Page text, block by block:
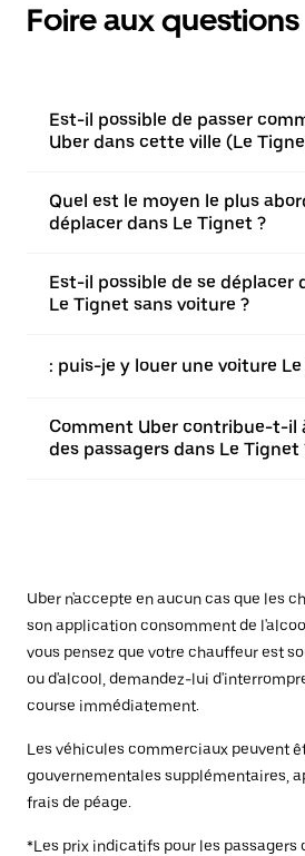
Foire aux questions
Est-il possible de passer
Uber dans cette ville (Le
Quel est le moyen le plus
déplacer dans Le Tignet ?
Est-il possible de se déplacer
Le Tignet sans voiture ?
: puis-je y louer une voiture
Comment Uber contribue-t-il
des passagers dans Le Tignet
Uber n'accepte en aucun cas que les
son application consomment de
vous pensez que votre chauffeur est
ou d'alcool, demandez-lui
course immédiatement.
Les véhicules commerciaux peuvent
gouvernementales supplémentaires,
frais de péage.
*Les prix indicatifs pour les passagers